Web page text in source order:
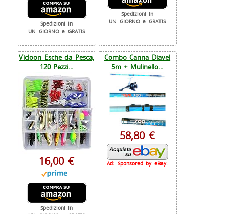
Spedizioni in
UN GIORNO e GRATIS
Spedizioni in
UN GIORNO e GRATIS
Vicloon Esche da Pesca,
120 Pezzi...
16,00 €
Spedizioni in
Combo Canna Diavel
5m + Mulinello...
58,80 €
Ad: Sponsored by eBay.